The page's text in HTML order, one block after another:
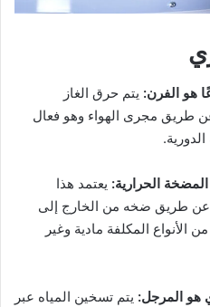
هو الفرن: يتم حرق الغاز
عن طريق مجرى الهواء وهو فعال
الحرارية: يعتمد هذا
عن طريق ضخه من الخارج إلى
الأنواع المكلفة مادية وغير
هو المرجل: يتم تسخين المياه عبر